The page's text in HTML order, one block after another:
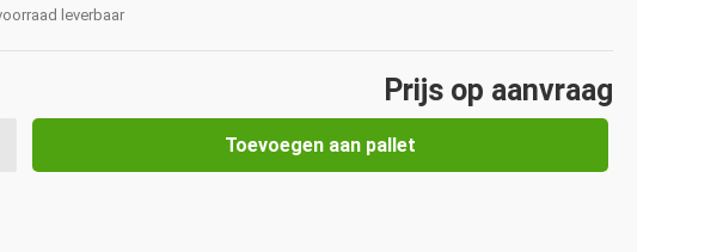
leverbaar
Prijs op aanvraag
Toevoegen aan pallet